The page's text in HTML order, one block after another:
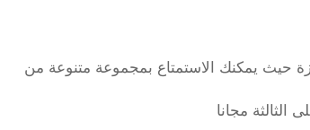
حيث يمكنك الاستمتاع بمجموعة متنوعة من
مجانا